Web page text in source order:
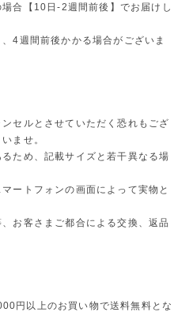
合【10日-2週間前後】でお届けし
4週間前後かかる場合がございま
セルとさせていただく恐れもござ
ませ。
ため、記載サイズと若干異なる場
ートフォンの画面によって実物と
お客さまご都合による交換、返品
円以上のお買い物で送料無料とな